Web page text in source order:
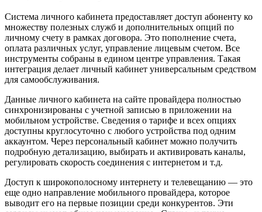
Система личного кабинета предоставляет доступ абоненту ко
множеству полезных служб и дополнительных опций по
личному счету в рамках договора. Это пополнение счета,
оплата различных услуг, управление лицевым счетом. Все
инструменты собраны в едином центре управления. Такая
интеграция делает личный кабинет универсальным средством
для самообслуживания.
Данные личного кабинета на сайте провайдера полностью
синхронизированы с учетной записью в приложении на
мобильном устройстве. Сведения о тарифе и всех опциях
доступны круглосуточно с любого устройства под одним
аккаунтом. Через персональный кабинет можно получить
подробную детализацию, выбирать и активировать каналы,
регулировать скорость соединения с интернетом и т.д.
Доступ к широкополосному интернету и телевещанию — это
еще одно направление мобильного провайдера, которое
выводит его на первые позиции среди конкурентов. Эти